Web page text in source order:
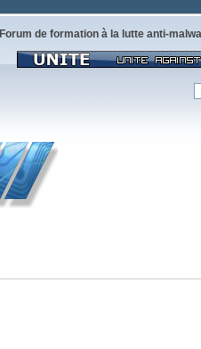
Forum de formation à la lutte anti-